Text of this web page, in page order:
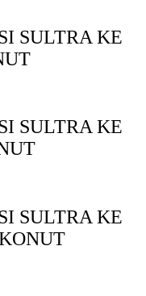
SULTRA KE
SULTRA KE
SULTRA KE